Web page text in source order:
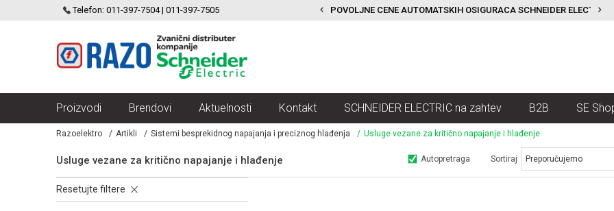
Telefon: 011-397-7504 | 011-397-7505
ELECTRIC VELIKI IZBOR MODULARNIH PREKIDACA I UTICNICA POVOLJNE CENE AUTOMATSKIH OSIGURACA SCHNEIDER ELECTRIC
Proizvodi Brendovi Aktuelnosti Kontakt SCHNEIDER ELECTRIC na zahtev B2B SE
Razoelektro Artikli Sistemi besprekidnog napajanja i preciznog hlađenja Usluge vezane za kritično napajanje i hlađenje
Usluge vezane za kritično napajanje i hlađenje Autopretraga Sortiraj
Resetujte filtere